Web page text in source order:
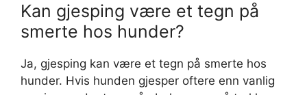
Kan gjesping være et tegn på
smerte hos hunder?
Ja, gjesping kan være et tegn på smerte hos
hunder. Hvis hunden gjesper oftere enn vanlig